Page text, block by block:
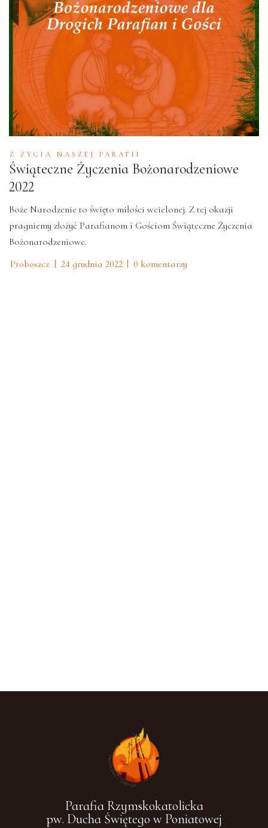
Z ŻYCIA NASZEJ PARAFII
Świąteczne Życzenia Bożonarodzeniowe
2022
Boże Narodzenie to święto miłości wcielonej. Z tej okazji
pragniemy złożyć Parafianom i Gościom Świąteczne Życzenia
Bożonarodzeniowe.
Proboszcz
24 grudnia 2022 0 komentarzy
Parafia Rzymskokatolicka
pw. Ducha Świętego w Poniatowej